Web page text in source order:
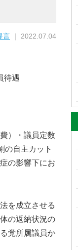
言 ｜ 2022.07.04
待遇
）・議員定数
の自主カット
の影響下にお
を成立させる
の返納状況の
党所属議員か